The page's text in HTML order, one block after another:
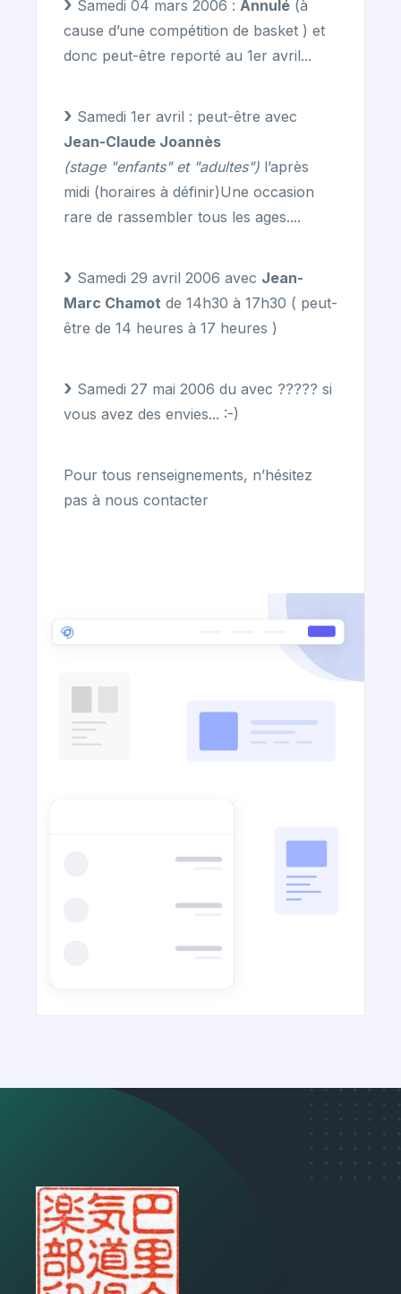
Samedi 04 mars 2006 : Annulé (à
cause d’une compétition de basket ) et
donc peut-être reporté au 1er avril...
Samedi 1er avril : peut-être avec
Jean-Claude Joannès
(stage "enfants" et "adultes") l’après
midi (horaires à définir)Une occasion
rare de rassembler tous les ages....
Samedi 29 avril 2006 avec Jean-
Marc Chamot de 14h30 à 17h30 ( peut-
être de 14 heures à 17 heures )
Samedi 27 mai 2006 du avec ????? si
vous avez des envies... :-)
Pour tous renseignements, n’hésitez
pas à nous contacter